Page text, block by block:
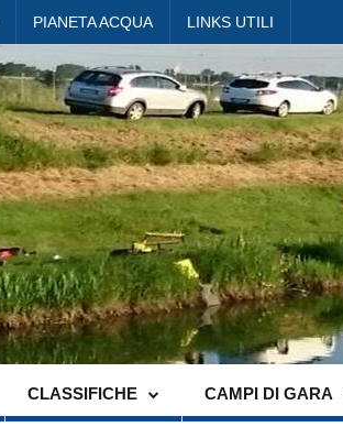
PIANETA ACQUA LINKS UTILI
CLASSIFICHE CAMPI DI GARA